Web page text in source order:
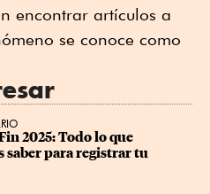
encontrar artículos a
se conoce como
2025: Todo lo que
saber para registrar tu